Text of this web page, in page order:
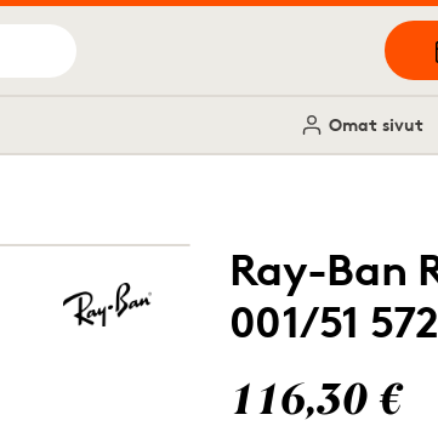
Omat sivut
Ray-Ban
001/51
116,30 €